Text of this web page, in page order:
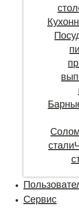
стали
Сервис